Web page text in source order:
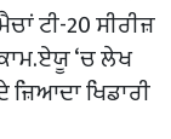
ਟੀ-20 ਸੀਰੀਜ਼
‘ਚ ਲੇਖ
ਜ਼ਿਆਦਾ ਖਿਡਾਰੀ